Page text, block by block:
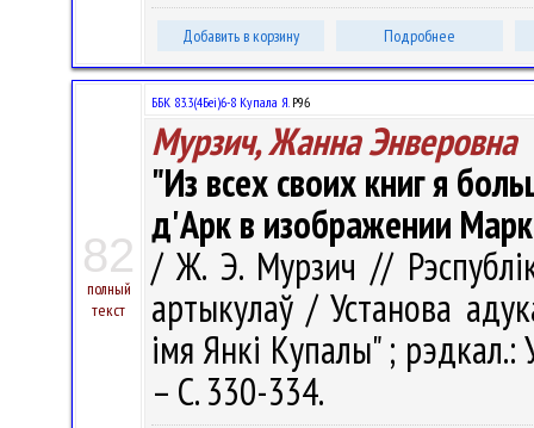
Добавить в корзину Подробнее
82
полный
текст
ББК 83.3(4Беі)6-8 Купала Я.Р96
Мурзич, Жанна Энверовна
"Из всех своих книг я
д'Арк в изображении
/ Ж. Э. Мурзич //
артыкулаў / Установа
імя Янкі Купалы" ;
– С. 330-334.